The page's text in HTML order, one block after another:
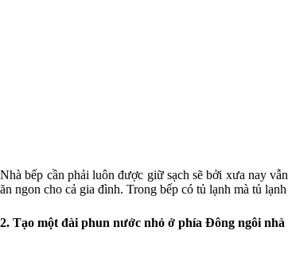
Nhà bếp cần phải luôn được giữ sạch sẽ bởi xưa nay
ăn ngon cho cả gia đình. Trong bếp có tủ lạnh mà tủ
2. Tạo một đài phun nước nhỏ ở phía Đông ngôi nhà